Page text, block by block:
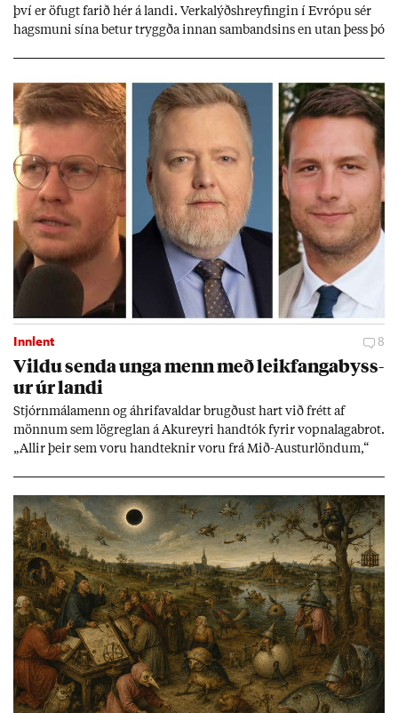
því er öf­ugt far­ið hér á landi. Verka­lýðs­hreyf­ing­in í Evr­ópu sér
hags­muni sína bet­ur tryggða inn­an sam­bands­ins en ut­an þess þó
sam­band. Ís­lensk­ur al­menn­ing­ur fær að segja sitt álit inn­an
mán­að­ar.
Innlent 8
Vildu senda unga menn með leik­fanga­byss­
ur úr landi
Stjórn­mála­menn og áhrifa­vald­ar brugð­ust hart við frétt af
mönn­um sem lög­regl­an á Ak­ur­eyri hand­tók fyr­ir vopna­laga­brot.
„All­ir þeir sem voru hand­tekn­ir voru frá Mið-Aust­ur­lönd­um,“
óleið­rétt­ar.